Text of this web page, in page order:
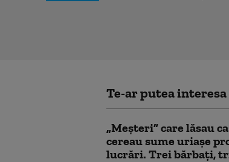
Te-ar putea interesa
„Meșteri” care lăsau
cereau sume uriașe
lucrări. Trei bărbați,